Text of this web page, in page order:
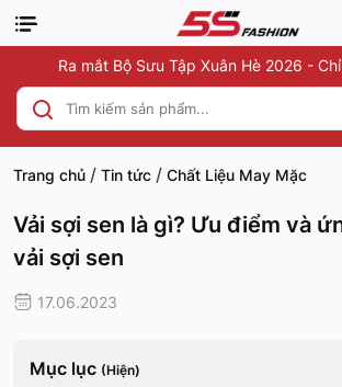
Ra mắt Bộ Sưu Tập Xuân Hè 2026 -
Trang chủ / Tin tức / Chất Liệu May Mặc
Vải sợi sen là gì? Ưu điểm và
vải sợi sen
17.06.2023
Mục lục (Hiện)